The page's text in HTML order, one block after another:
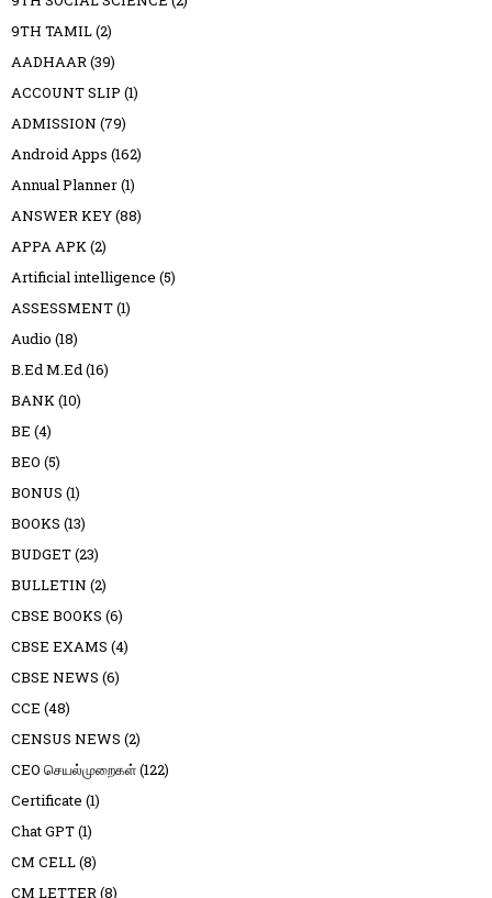
9TH TAMIL(2)
AADHAAR(39)
ACCOUNT SLIP (1)
ADMISSION (79)
Android Apps (162)
Annual Planner(1)
ANSWER KEY(88)
APPA APK(2)
Artificial intelligence (5)
ASSESSMENT(1)
Audio (18)
B.Ed M.Ed(16)
BANK(10)
BE (4)
BEO (5)
BONUS (1)
BOOKS (13)
BUDGET(23)
BULLETIN (2)
CBSE BOOKS (6)
CBSE EXAMS (4)
CBSE NEWS (6)
CCE (48)
CENSUS NEWS (2)
CEO செயல்முறைகள்(122)
Certificate (1)
Chat GPT(1)
CM CELL(8)
CM LETTER(8)